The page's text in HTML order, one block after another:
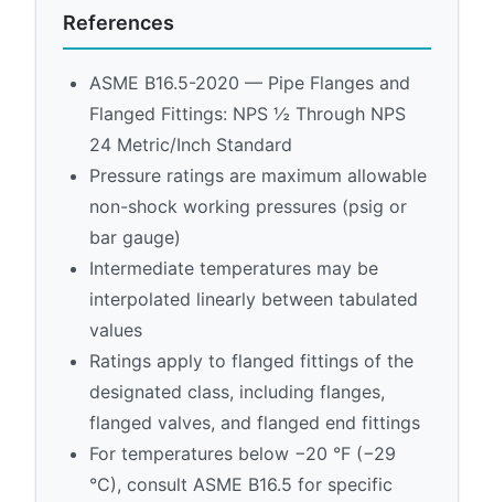
References
ASME B16.5-2020 — Pipe Flanges and
Flanged Fittings: NPS ½ Through NPS
24 Metric/Inch Standard
Pressure ratings are maximum allowable
non-shock working pressures (psig or
bar gauge)
Intermediate temperatures may be
interpolated linearly between tabulated
values
Ratings apply to flanged fittings of the
designated class, including flanges,
flanged valves, and flanged end fittings
For temperatures below −20 °F (−29
°C), consult ASME B16.5 for specific